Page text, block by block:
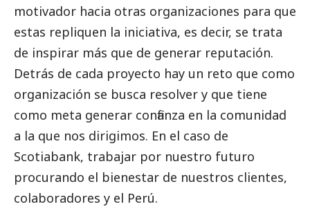
motivador hacia otras organizaciones para que
estas repliquen la iniciativa, es decir, se trata
de inspirar más que de generar reputación.
Detrás de cada proyecto hay un reto que como
organización se busca resolver y que tiene
como meta generar confianza en la comunidad
a la que nos dirigimos. En el caso de
Scotiabank, trabajar por nuestro futuro
procurando el bienestar de nuestros clientes,
colaboradores y el Perú.